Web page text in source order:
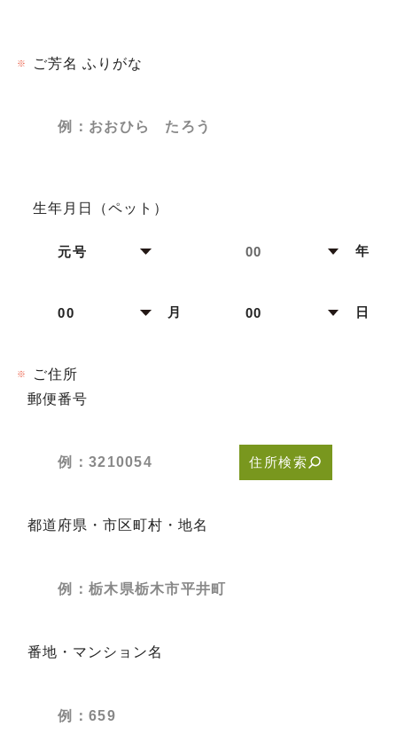
※ ご芳名 ふりがな
生年月日（ペット）
年
月 日
※
ご住所
郵便番号
住所検索
都道府県・市区町村・地名
番地・マンション名